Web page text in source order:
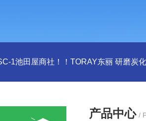
1池田屋商社！！TORAY东丽 研磨炭
产品中心 /